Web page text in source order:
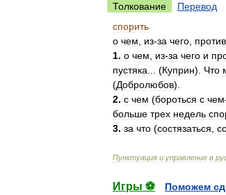
Толкование
Перевод
спорить
о чем из-за чего против
1. о чем из-за чего и
пустяка ... (Куприн). Что
(Добролюбов).
2. с чем (бороться с чем
больше трех недель
3. за что (состязаться
Пунктуация и управление в
Игры ⚽
Поможем